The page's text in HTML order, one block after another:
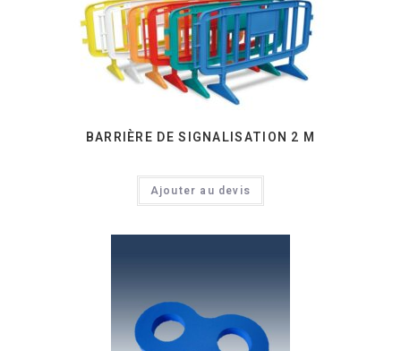
BARRIÈRE DE SIGNALISATION 2 M
Ajouter au devis